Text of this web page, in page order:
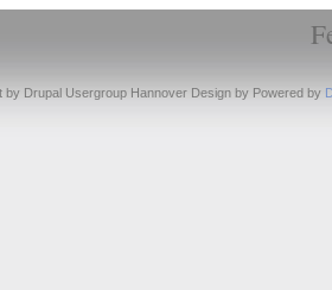
by Drupal Usergroup Hannover Design by Powered by